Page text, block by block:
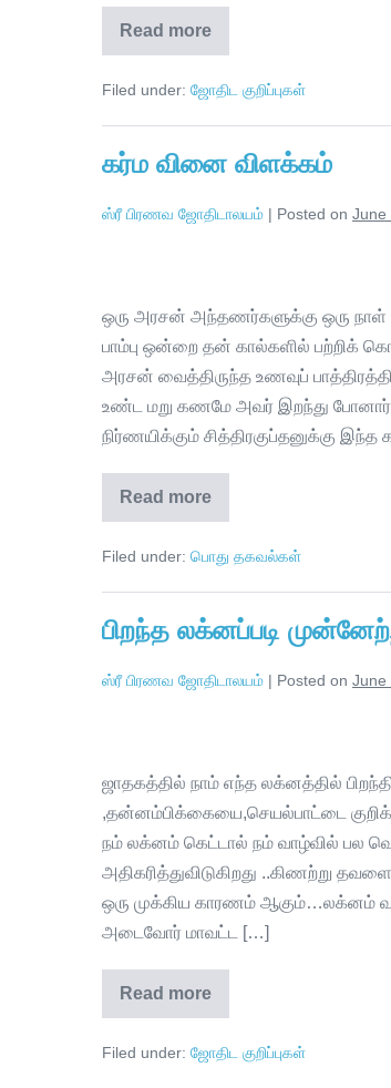
Read more
Filed under: ஜோதிட குறிப்புகள்
கர்ம வினை விளக்கம்
ஸ்ரீ பிரணவ ஜோதிடாலயம் | Posted on June
ஒரு அரசன் அந்தணர்களுக்கு ஒரு
பாம்பு ஒன்றை தன் கால்களில் பற்றிக்
அரசன் வைத்திருந்த உணவுப்
உண்ட மறு கணமே அவர் இறந்து
நிர்ணயிக்கும் சித்திரகுப்தனுக்கு
Read more
Filed under: பொது தகவல்கள்
பிறந்த லக்னப்படி
ஸ்ரீ பிரணவ ஜோதிடாலயம் | Posted on June
ஜாதகத்தில் நாம் எந்த லக்னத்தில்
,தன்னம்பிக்கையை,செயல்பாட்டை
நம் லக்னம் கெட்டால் நம் வாழ்வில் பல
அதிகரித்துவிடுகிறது ..கிணற்று
ஒரு முக்கிய காரணம் ஆகும்…லக்னம்
அடைவோர் மாவட்ட […]
Read more
Filed under: ஜோதிட குறிப்புகள்